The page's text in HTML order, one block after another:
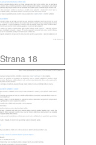
Strana 18